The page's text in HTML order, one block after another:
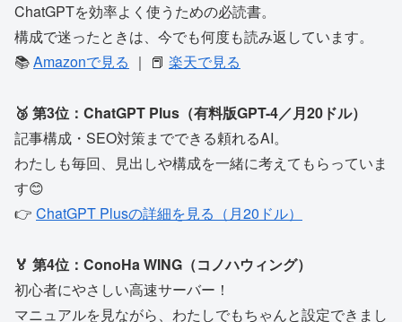
ChatGPTを効率よく使うための必読書。
構成で迷ったときは、今でも何度も読み返しています。
📚Amazonで見る ｜ 📕 楽天で見る
🥉 第3位：ChatGPT Plus（有料版GPT-4／月20ドル）
記事構成・SEO対策までできる頼れるAI。
わたしも毎回、見出しや構成を一緒に考えてもらっていま
す😊
👉 ChatGPT Plusの詳細を見る（月20ドル）
🏅 第4位：ConoHa WING（コノハウィング）
初心者にやさしい高速サーバー！
マニュアルを見ながら、わたしでもちゃんと設定できまし